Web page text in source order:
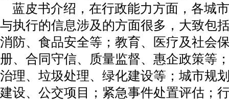
蓝皮书介绍，在行政能力方面，各城
与执行的信息涉及的方面很多，大致包
消防、食品安全等；教育、医疗及社会
册、合同守信、质量监督、惠企政策等
治理、垃圾处理、绿化建设等；城市规
建设、公交项目；紧急事件处置评估；